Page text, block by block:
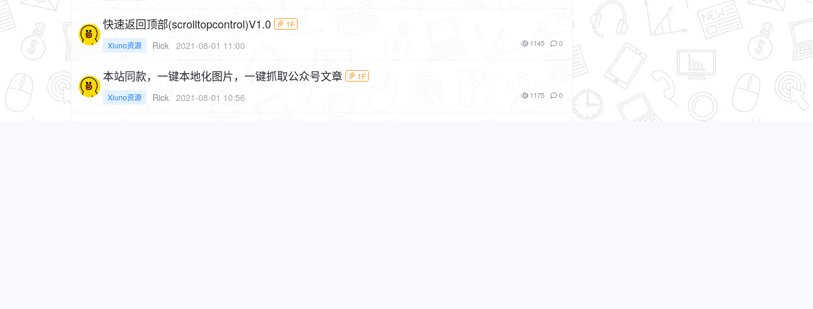
快速返回顶部(scrolltopcontrol)V1.0 1F
Xiuno资源 Rick 2021-08-01 11:00 1145 0
本站同款，一键本地化图片，一键抓取公众号文章 1F
Xiuno资源 Rick 2021-08-01 10:56 1175 0